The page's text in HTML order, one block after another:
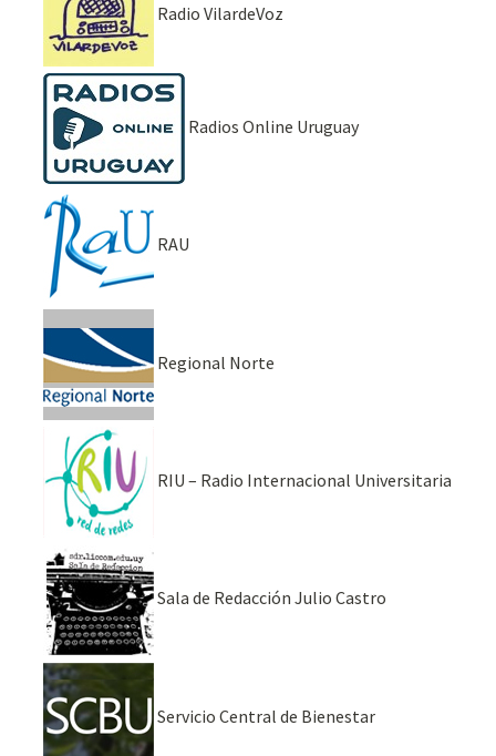
Radio VilardeVoz
Radios Online Uruguay
RAU
Regional Norte
RIU – Radio Internacional Universitaria
Sala de Redacción Julio Castro
Servicio Central de Bienestar